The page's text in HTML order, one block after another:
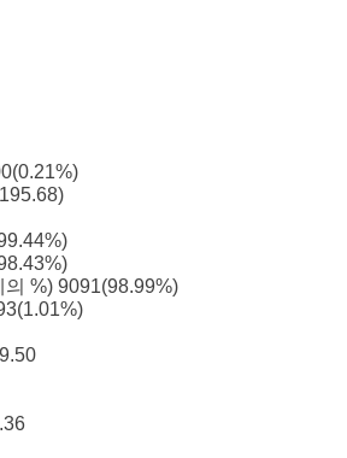
%) 9091(98.99%)